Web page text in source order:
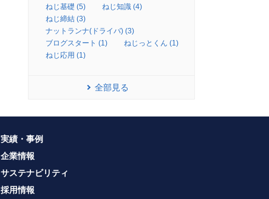
ねじ基礎 (5)
ねじ知識 (4)
ねじ締結 (3)
ナットランナ(ドライバ) (3)
ブログスタート (1)
ねじっとくん (1)
ねじ応用 (1)
全部見る
実績・事例
企業情報
サステナビリティ
採用情報